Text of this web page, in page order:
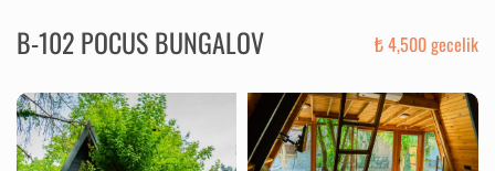
B-102 POCUS BUNGALOV ₺ 4,500 gecelik